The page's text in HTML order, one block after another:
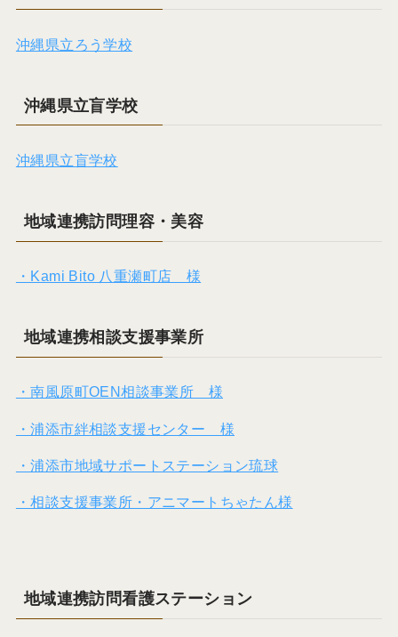
沖縄県立ろう学校
沖縄県立盲学校
沖縄県立盲学校
地域連携訪問理容・美容
・Kami Bito 八重瀬町店 様
地域連携相談支援事業所
・南風原町OEN相談事業所 様
・浦添市絆相談支援センター 様
・浦添市地域サポートステーション琉球
・相談支援事業所・アニマートちゃたん様
地域連携訪問看護ステーション